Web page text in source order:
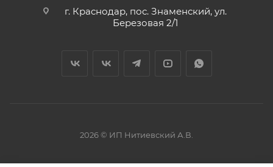
г. Краснодар, пос. Знаменский, ул.
Березовая 2/1
2026 © ИП Нитиевский А.В.